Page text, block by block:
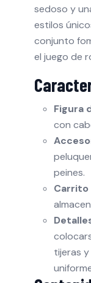
sedoso y
estilos
conjunto
el juego de
Figura
con
peines.
Carrito
tijeras